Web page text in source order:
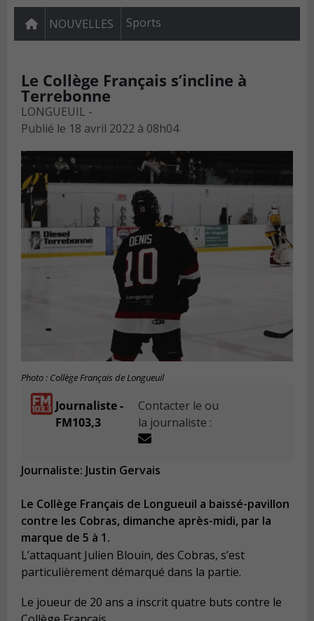
NOUVELLES Sports
Le Collège Français s’incline à
Terrebonne
LONGUEUIL -
Publié le 18 avril 2022 à 08h04
Photo : Collège Français de Longueuil
Journaliste -
FM103,3
Contacter le ou
la journaliste :
Journaliste: Justin Gervais
Le Collège Français de Longueuil a baissé-pavillon
contre les Cobras, dimanche après-midi, par la
marque de 5 à 1.
L’attaquant Julien Blouin, des Cobras, s’est
particulièrement démarqué dans la partie.
Le joueur de 20 ans a inscrit quatre buts contre le